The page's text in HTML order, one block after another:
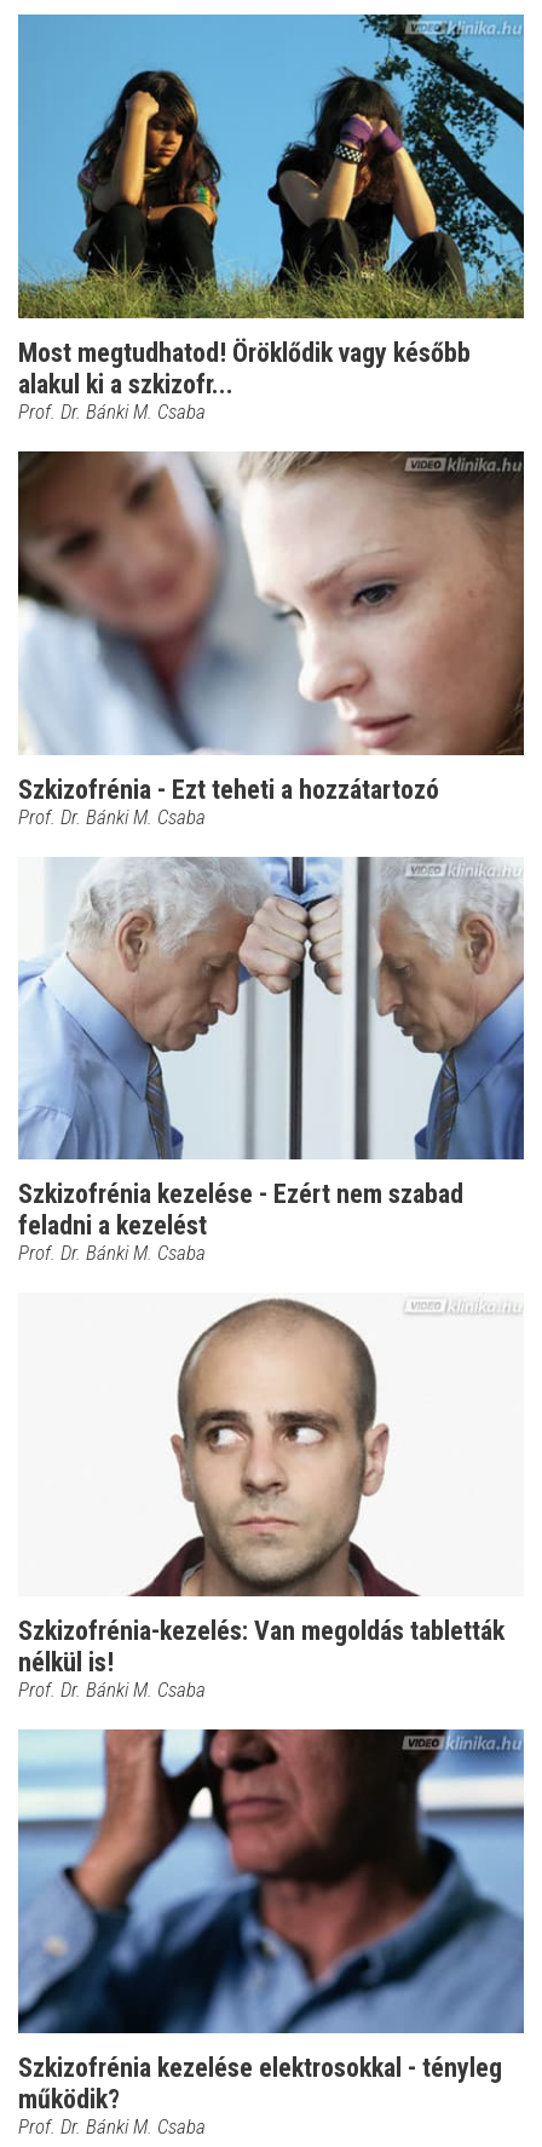
Most megtudhatod! Öröklődik vagy később
alakul ki a szkizofr...
Prof. Dr. Bánki M. Csaba
Szkizofrénia - Ezt teheti a hozzátartozó
Prof. Dr. Bánki M. Csaba
Szkizofrénia kezelése - Ezért nem szabad
feladni a kezelést
Prof. Dr. Bánki M. Csaba
Szkizofrénia-kezelés: Van megoldás tabletták
nélkül is!
Prof. Dr. Bánki M. Csaba
Szkizofrénia kezelése elektrosokkal - tényleg
működik?
Prof. Dr. Bánki M. Csaba